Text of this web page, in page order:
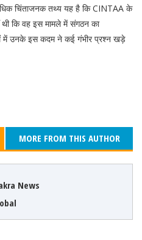
चिंताजनक तथ्य यह है कि CINTAA के
थी कि वह इस मामले में संगठन का
में उनके इस कदम ने कई गंभीर प्रश्न खड़े
MORE FROM THIS AUTHOR
News